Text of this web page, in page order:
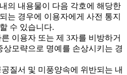
의 내용물이 다음 각호에 해당한
는 경우에 이용자에게 사전 통지
수 있습니다.
른 이용자 또는 제 3자를 비방하거
상모략으로 명예를 손상시키는 경
공질서 및 미풍양속에 위반되는 내